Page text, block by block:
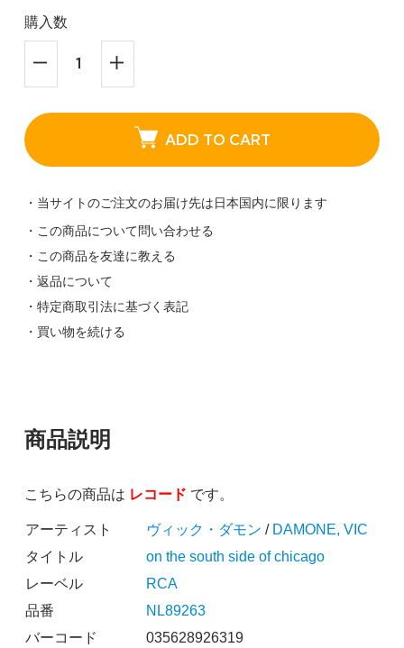
購入数
ADD TO CART
・当サイトのご注文のお届け先は日本国内に限ります
・この商品について問い合わせる
・この商品を友達に教える
・返品について
・特定商取引法に基づく表記
・買い物を続ける
商品説明
こちらの商品は レコード です。
アーティスト ヴィック・ダモン / DAMONE, VIC
タイトル
on the south side of chicago
レーベル
RCA
品番
NL89263
バーコード
035628926319